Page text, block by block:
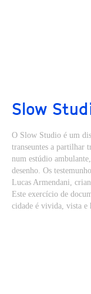
Slow
O Slow Studio é um
transeuntes a partilhar
num estúdio
desenho. Os
Lucas Armendani,
Este exercício de
cidade é vivida, vista e